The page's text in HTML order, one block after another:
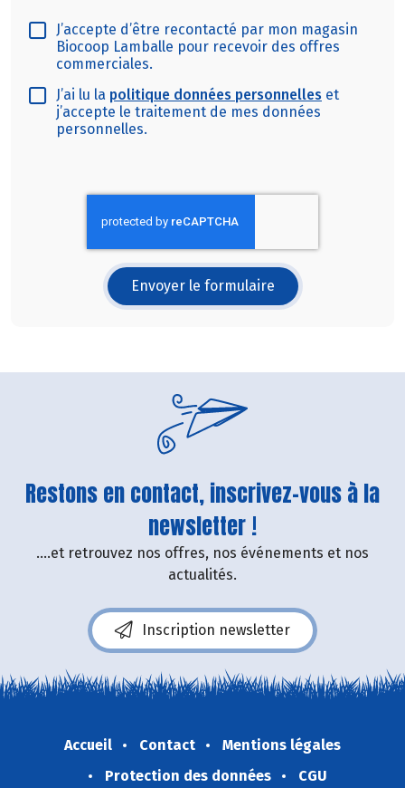
J’accepte d’être recontacté par mon magasin
Biocoop Lamballe pour recevoir des offres
commerciales.
J’ai lu la politique données personnelles et
j’accepte le traitement de mes données
personnelles.
Envoyer le formulaire
Restons en contact, inscrivez-vous à la
newsletter !
....et retrouvez nos offres, nos événements et nos
actualités.
Inscription newsletter
Accueil Contact
Mentions légales
Protection des données
CGU